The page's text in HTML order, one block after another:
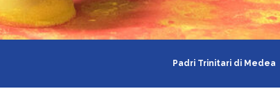
Padri Trinitari di Medea